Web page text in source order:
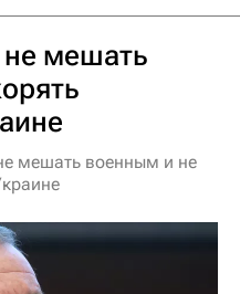
не мешать
мешать военным и не